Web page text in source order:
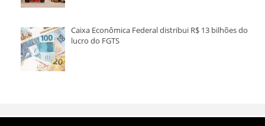
Caixa Econômica Federal distribui R$ 13 bilhões do
lucro do FGTS